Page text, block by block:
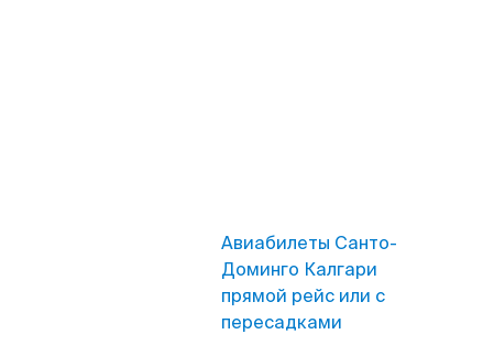
Авиабилеты Санто-
Доминго Калгари
прямой рейс или с
пересадками